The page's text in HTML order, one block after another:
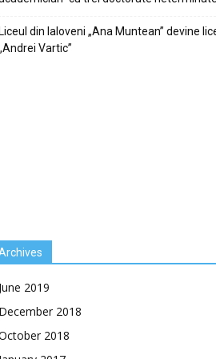
din Ialoveni „Ana Muntean” devine
Vartic”
2019
2018
2018